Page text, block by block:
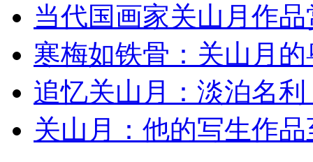
当代国画家关山月作
寒梅如铁骨：关山月
追忆关山月：淡泊名
关山月：他的写生作